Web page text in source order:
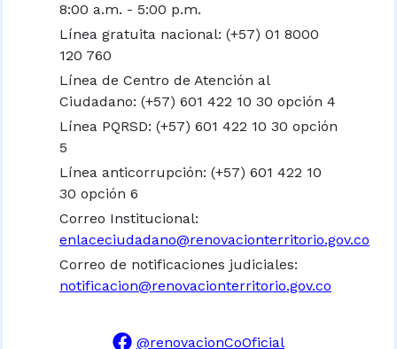
8:00 a.m. - 5:00 p.m.
Línea gratuita nacional: (+57) 01 8000
120 760
Línea de Centro de Atención al
Ciudadano: (+57) 601 422 10 30 opción 4
Línea PQRSD: (+57) 601 422 10 30 opción
5
Línea anticorrupción: (+57) 601 422 10
30 opción 6
Correo Institucional:
enlaceciudadano@renovacionterritorio.gov.co
Correo de notificaciones judiciales:
notificacion@renovacionterritorio.gov.co
@renovacionCoOficial